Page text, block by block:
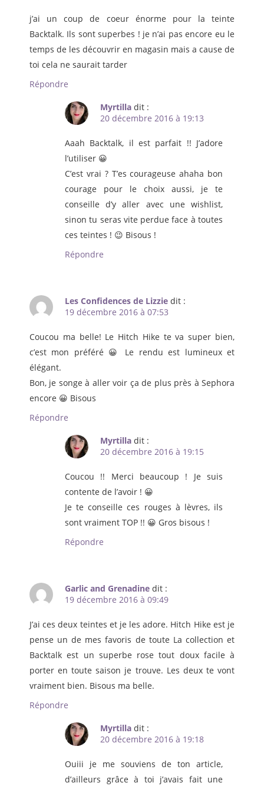
j’ai un coup de coeur énorme pour la teinte
Backtalk. Ils sont superbes ! je n’ai pas encore eu le
temps de les découvrir en magasin mais a cause de
toi cela ne saurait tarder
Répondre
Myrtilla dit :
20 décembre 2016 à 19:13
Aaah Backtalk, il est parfait !! J’adore
l’utiliser 😀
C’est vrai ? T’es courageuse ahaha bon
courage pour le choix aussi, je te
conseille d’y aller avec une wishlist,
sinon tu seras vite perdue face à toutes
ces teintes ! 😉 Bisous !
Répondre
Les Confidences de Lizzie dit :
19 décembre 2016 à 07:53
Coucou ma belle! Le Hitch Hike te va super bien,
c’est mon préféré 😀 Le rendu est lumineux et
élégant.
Bon, je songe à aller voir ça de plus près à Sephora
encore 😀 Bisous
Répondre
Myrtilla dit :
20 décembre 2016 à 19:15
Coucou !! Merci beaucoup ! Je suis
contente de l’avoir ! 😀
Je te conseille ces rouges à lèvres, ils
sont vraiment TOP !! 😀 Gros bisous !
Répondre
Garlic and Grenadine dit :
19 décembre 2016 à 09:49
J’ai ces deux teintes et je les adore. Hitch Hike est je
pense un de mes favoris de toute La collection et
Backtalk est un superbe rose tout doux facile à
porter en toute saison je trouve. Les deux te vont
vraiment bien. Bisous ma belle.
Répondre
Myrtilla dit :
20 décembre 2016 à 19:18
Ouiii je me souviens de ton article,
d’ailleurs grâce à toi j’avais fait une